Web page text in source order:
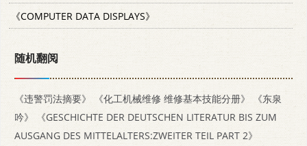
《COMPUTER DATA DISPLAYS》
随机翻阅
《违警罚法摘要》 《化工机械维修 维修基本技能分册》
《东泉
吟》
《GESCHICHTE DER DEUTSCHEN LITERATUR BIS ZUM
AUSGANG DES MITTELALTERS:ZWEITER TEIL PART 2》